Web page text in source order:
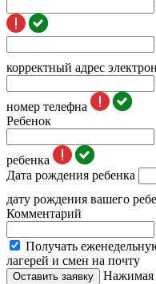
корректный адрес
номер телефна
Ребенок
ребенка
Дата рождения ребенка
дату рождения вашего
Комментарий
Получать
лагерей и смен на почту
Оставить заявку
Нажимая